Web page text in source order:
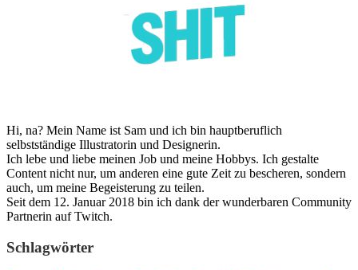
Hi, na? Mein Name ist Sam und ich bin hauptberuflich
selbstständige Illustratorin und Designerin.
Ich lebe und liebe meinen Job und meine Hobbys. Ich gestalte
Content nicht nur, um anderen eine gute Zeit zu bescheren, sondern
auch, um meine Begeisterung zu teilen.
Seit dem 12. Januar 2018 bin ich dank der wunderbaren Community
Partnerin auf Twitch.
Schlagwörter